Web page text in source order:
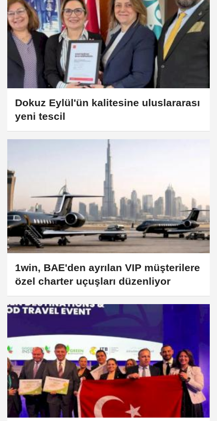
Dokuz Eylül'ün kalitesine uluslararası
yeni tescil
1win, BAE'den ayrılan VIP müşterilere
özel charter uçuşları düzenliyor